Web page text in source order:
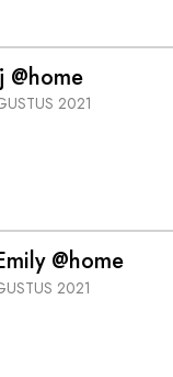
@home
2021
@home
2021